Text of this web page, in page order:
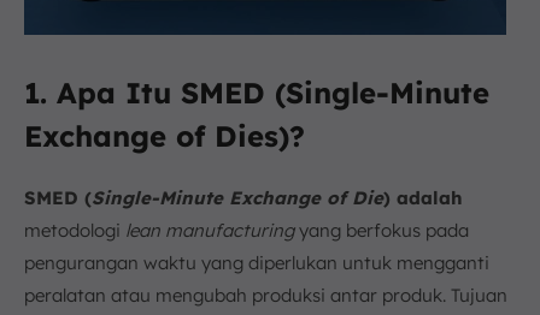
1. Apa Itu SMED (Single-Minute
Exchange of Dies)?
SMED (Single-Minute Exchange of Die) adalah
metodologi lean manufacturingyang berfokus pada
pengurangan waktu yang diperlukan untuk mengganti
peralatan atau mengubah produksi antar produk. Tujuan